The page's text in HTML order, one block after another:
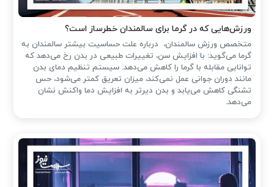
ورزش‌هایی که در گرما برای سالمندان خطرساز است؟
متخصص ورزش سالمندان، درباره علت حساسیت بیشتر سالمندان به
گرما می‌گوید: با افزایش سن، تغییرات طبیعی در بدن رخ می‌دهد که
توانایی مقابله با گرما را کاهش می‌دهد. سیستم تنظیم دمای بدن
مانند دوران جوانی عمل نمی‌کند، میزان تعریق کمتر می‌شود، حس
تشنگی کاهش می‌یابد و بدن دیرتر به افزایش دما واکنش نشان
می‌دهد.